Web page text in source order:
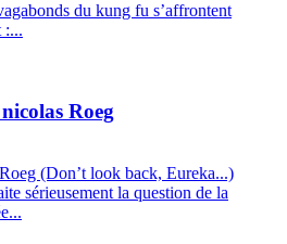
du kung fu s’affrontent
:...
Roeg
(Don’t look back, Eureka...)
sérieusement la question de la